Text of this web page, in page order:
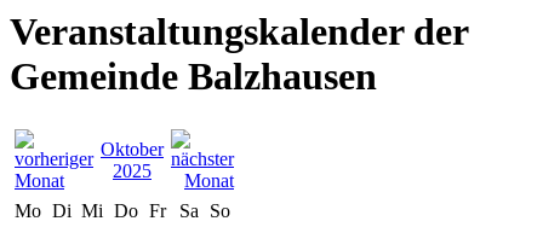
Veranstaltungskalender der
Gemeinde Balzhausen
Oktober
2025
Mo Di Mi Do Fr Sa
So